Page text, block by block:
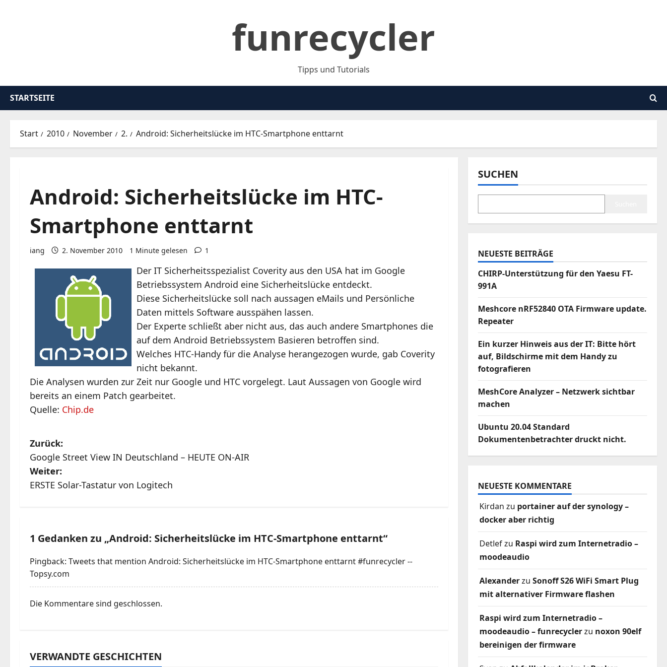
funrecycler
Tipps und Tutorials
STARTSEITE
Start 2010 November 2. Android: Sicherheitslücke im HTC-Smartphone enttarnt
Android: Sicherheitslücke im HTC-
Smartphone enttarnt
iang 2. November 2010 1 Minute gelesen 1
Der IT Sicherheitsspezialist Coverity aus den USA hat im Google
Betriebssystem Android eine Sicherheitslücke entdeckt.
Diese Sicherheitslücke soll nach aussagen eMails und Persönliche
Daten mittels Software ausspähen lassen.
Der Experte schließt aber nicht aus, das auch andere Smartphones die
auf dem Android Betriebssystem Basieren betroffen sind.
Welches HTC-Handy für die Analyse herangezogen wurde, gab Coverity
nicht bekannt.
Die Analysen wurden zur Zeit nur Google und HTC vorgelegt. Laut Aussagen von Google wird
bereits an einem Patch gearbeitet.
Quelle: Chip.de
B
e
i
g
s
n
v
Zurück:
Google Street View IN Deutschland – HEUTE ON-AIR
Weiter:
ERSTE Solar-Tastatur von Logitech
1 Gedanken zu „Android: Sicherheitslücke im HTC-Smartphone enttarnt“
Pingback: Tweets that mention Android: Sicherheitslücke im HTC-Smartphone enttarnt #funrecycler --
Topsy.com
Die Kommentare sind geschlossen.
VERWANDTE GESCHICHTEN
SUCHEN
NEUESTE BEITRÄGE
CHIRP-Unterstützung für den Yaesu FT-
991A
Meshcore nRF52840 OTA Firmware update.
Repeater
Ein kurzer Hinweis aus der IT: Bitte hört
auf, Bildschirme mit dem Handy zu
fotografieren
MeshCore Analyzer – Netzwerk sichtbar
machen
Ubuntu 20.04 Standard
Dokumentenbetrachter druckt nicht.
NEUESTE KOMMENTARE
Kirdan zu portainer auf der synology –
docker aber richtig
Detlefzu Raspi wird zum Internetradio –
moodeaudio
Alexanderzu Sonoff S26 WiFi Smart Plug
mit alternativer Firmware flashen
Raspi wird zum Internetradio –
moodeaudio – funrecyclerzu noxon 90elf
bereinigen der firmware